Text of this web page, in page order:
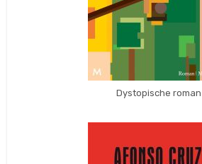
Dystopische roman